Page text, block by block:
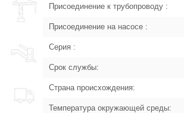
Присоединение к трубопроводу :
Присоединение на насосе :
Серия :
Срок службы:
Страна происхождения:
Температура окружающей среды: